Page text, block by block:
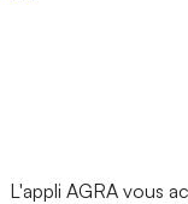
L'appli AGRA vous